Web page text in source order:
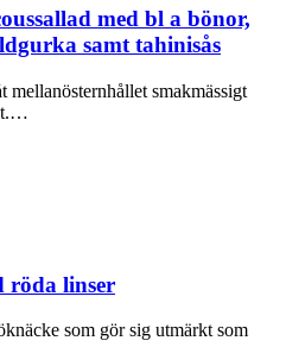
med bl a bönor,
samt tahinisås
mellanösternhållet smakmässigt
röda linser
som gör sig utmärkt som